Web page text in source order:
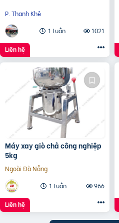
P. Thanh Khê
1 tuần
1021
Liên hệ
Máy xay giò chả công nghiệp
5kg
Ngoài Đà Nẵng
1 tuần
966
Liên hệ